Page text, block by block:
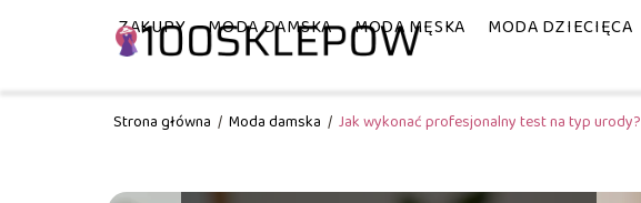
ZAKUPY MODA DAMSKA MODA MĘSKA MODA DZIECIĘCA
Strona główna / Moda damska / Jak wykonać profesjonalny test na typ urody?